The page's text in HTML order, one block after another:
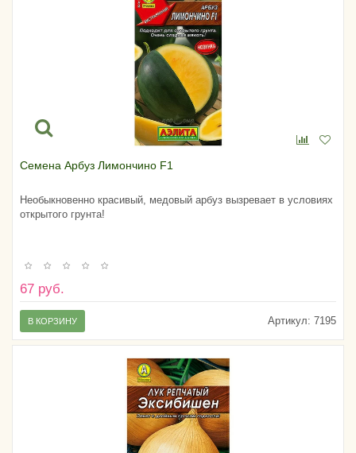
Семена Арбуз Лимончино F1
Необыкновенно красивый, медовый арбуз вызревает в условиях
открытого грунта!
67 руб.
Артикул: 7195
В КОРЗИНУ